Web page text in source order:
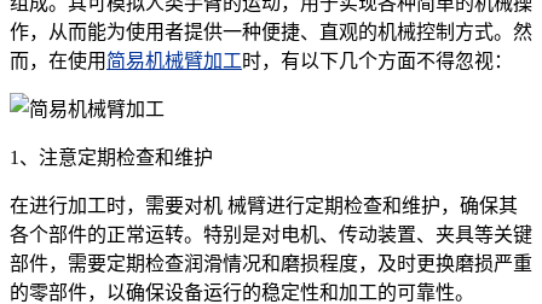
作，从而能为使用者提供一种便捷、直观的机械控制方式。然
而，在使用 简易机械臂加工时，有以下几个方面不得忽视：
1、注意定期检查和维护
在进行加工时，需要对机 械臂进行定期检查和维护，确保其
各个部件的正常运转。特别是对电机、传动装置、夹具等关键
部件，需要定期检查润滑情况和磨损程度，及时更换磨损严重
的零部件，以确保设备运行的稳定性和加工的可靠性。